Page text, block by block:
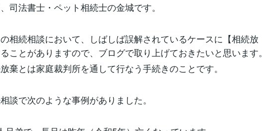
司法書士・ペット相続士の金城です。
相続相談において、しばしば誤解されているケースに【相続放
ことがありますので、ブログで取り上げておきたいと思います。
棄とは家庭裁判所を通して行なう手続きのことです。
談で次のような事例がありました。